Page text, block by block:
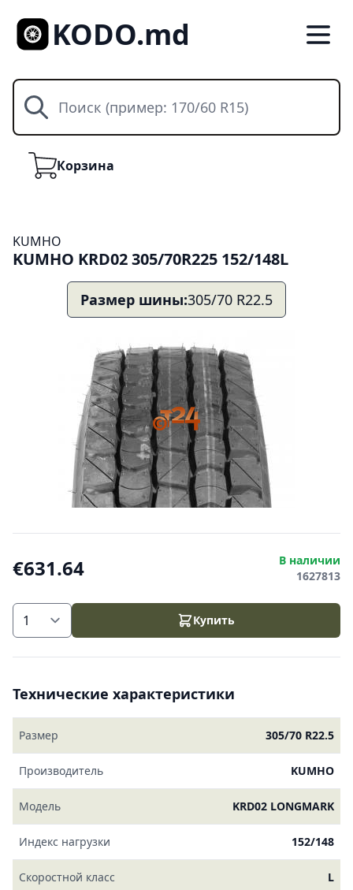
KODO.md
Поиск
КорзинаКорзина
KUMHO
KUMHO KRD02 305/70R225 152/148L
Размер шины:305/70 R22.5
€631.64
В наличии
1627813
Купить
Технические характеристики
Размер 305/70 R22.5
Производитель KUMHO
Модель KRD02 LONGMARK
Индекс нагрузки 152/148
Скоростной класс L